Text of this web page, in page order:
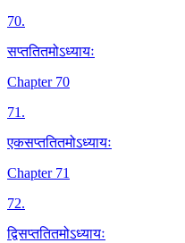
70.
सप्ततितमोऽध्यायः
Chapter 70
71.
एकसप्ततितमोऽध्यायः
Chapter 71
72.
द्विसप्ततितमोऽध्यायः